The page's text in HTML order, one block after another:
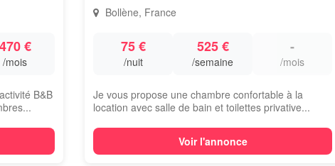
470 €
/mois
B&B
Bollène, France
75 €
/nuit
525 €
/semaine
-
/mois
Je vous propose une chambre confortable à la
location avec salle de bain et toilettes privative...
Voir l'annonce